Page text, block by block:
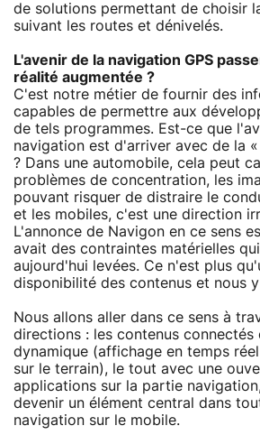
de solutions permettant de choisir
suivant les routes et dénivelés.
L'avenir de la navigation GPS
réalité augmentée ?
C'est notre métier de fournir des
capables de permettre aux
de tels programmes. Est-ce que
navigation est d'arriver avec de la
? Dans une automobile, cela peut
problèmes de concentration, les
pouvant risquer de distraire le
et les mobiles, c'est une direction
L'annonce de Navigon en ce sens
avait des contraintes matérielles
aujourd'hui levées. Ce n'est plus
disponibilité des contenus et nous
Nous allons aller dans ce sens à
directions : les contenus
dynamique (affichage en temps
sur le terrain), le tout avec une
applications sur la partie
devenir un élément central dans
navigation sur le mobile.